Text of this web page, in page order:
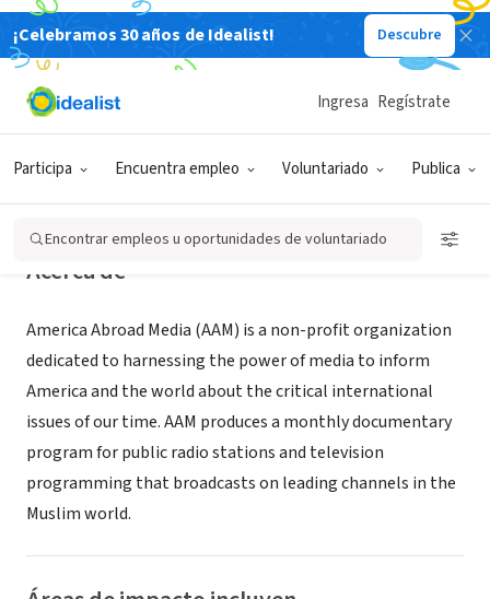
¡Celebramos 30 años de Idealist! Descubre
Participa Encuentra empleo Voluntariado Publica
Ingresa Regístrate
Encontrar empleos u oportunidades de voluntariado
ORGANIZACIÓN SIN FIN DE LUCRO
America Abroad Media
Acerca de
America Abroad Media (AAM) is a non-profit organization
dedicated to harnessing the power of media to inform
America and the world about the critical international
issues of our time. AAM produces a monthly documentary
program for public radio stations and television
programming that broadcasts on leading channels in the
Muslim world.